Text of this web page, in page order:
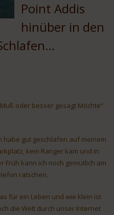
Point Addis
hinüber in den
oder besser gesagt Möchte“
habe gut geschlafen auf meinem
kein Ranger kam und in
Früh kann ich noch gemütlich am
ratschen.
für ein Leben und wie klein ist
die Welt durch unser Internet